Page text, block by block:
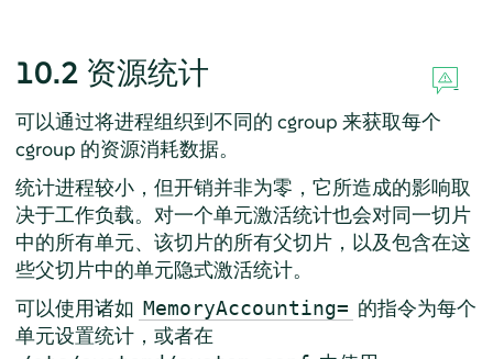
10.2 资源统计
可以通过将进程组织到不同的 cgroup 来获取每个
cgroup 的资源消耗数据。
统计进程较小，但开销并非为零，它所造成的影响取
决于工作负载。对一个单元激活统计也会对同一切片
中的所有单元、该切片的所有父切片，以及包含在这
些父切片中的单元隐式激活统计。
可以使用诸如 MemoryAccounting= 的指令为每个
单元设置统计，或者在